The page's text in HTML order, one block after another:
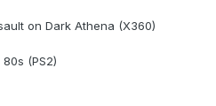
on Dark Athena (X360)
(PS2)